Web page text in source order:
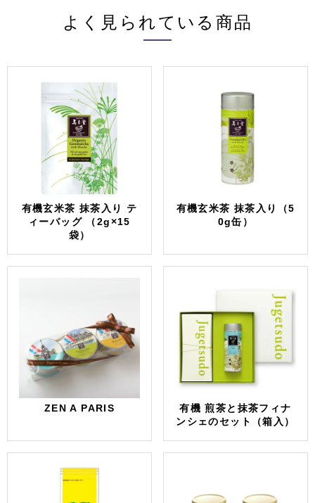
よく見られている商品
有機玄米茶 抹茶入り テ
ィーバッグ （2g×15
袋）
有機玄米茶 抹茶入り（5
0g缶）
ZEN A PARIS
有機 煎茶と抹茶フィナ
ンシェのセット（箱入）